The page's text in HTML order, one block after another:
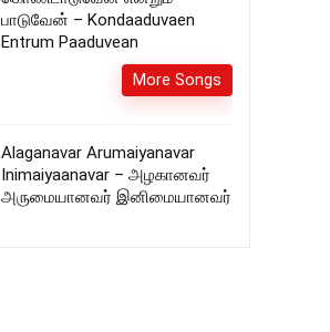
பாடுவேன் – Kondaaduvaen
Entrum Paaduvean
More Songs
Alaganavar Arumaiyanavar
Inimaiyaanavar – அழகானவர்
அருமையானவர் இனிமையானவர்